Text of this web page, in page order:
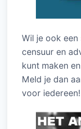
Wil je ook
censuur en
kunt maken
Meld je dan
voor iedereen!